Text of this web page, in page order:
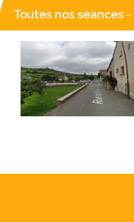
Toutes nos séances -